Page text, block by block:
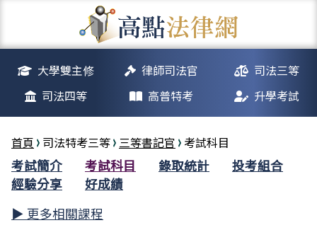
大學雙主修 律師司法官
司法三等
司法四等
高普特考 升學考試
首頁 司法特考三等 三等書記官 考試科目
考試簡介 考試科目 錄取統計
投考組合
經驗分享
好成績
▶ 更多相關課程